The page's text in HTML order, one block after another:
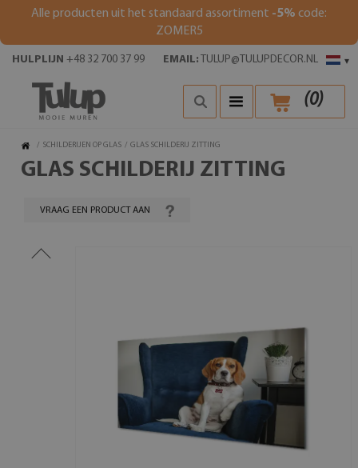
Alle producten uit het standaard assortiment -5% code:
ZOMER5
▾
HULPLIJN +48 32 700 37 99 EMAIL: TULUP@TULUPDECOR.NL
(0)
/ SCHILDERIJEN OP GLAS / GLAS SCHILDERIJ ZITTING
GLAS SCHILDERIJ ZITTING
VRAAG EEN PRODUCT AAN